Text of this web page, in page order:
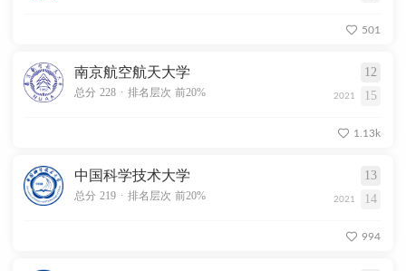
501
南京航空航天大学 12
总分 228 . 排名层次 前20% 2021 15
1.13k
中国科学技术大学 13
总分 219 . 排名层次 前20% 2021 14
994